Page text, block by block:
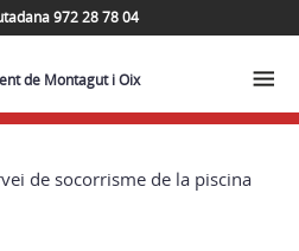
972 28 78 04
de Montagut i Oix
de socorrisme de la piscina